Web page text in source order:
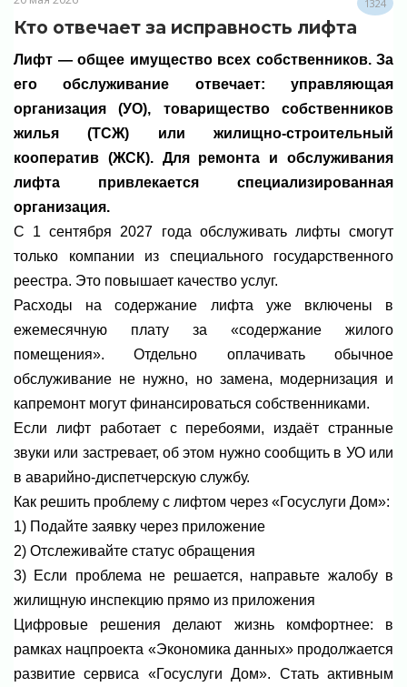
1324
Кто отвечает за исправность лифта
Лифт — общее имущество всех собственников. За
его обслуживание отвечает: управляющая
организация (УО), товарищество собственников
жилья (ТСЖ) или жилищно-строительный
кооператив (ЖСК). Для ремонта и обслуживания
лифта привлекается специализированная
организация.
С 1 сентября 2027 года обслуживать лифты смогут
только компании из специального государственного
реестра. Это повышает качество услуг.
Расходы на содержание лифта уже включены в
ежемесячную плату за «содержание жилого
помещения». Отдельно оплачивать обычное
обслуживание не нужно, но замена, модернизация и
капремонт могут финансироваться собственниками.
Если лифт работает с перебоями, издаёт странные
звуки или застревает, об этом нужно сообщить в УО или
в аварийно-диспетчерскую службу.
Как решить проблему с лифтом через «Госуслуги Дом»:
1) Подайте заявку через приложение
2) Отслеживайте статус обращения
3) Если проблема не решается, направьте жалобу в
жилищную инспекцию прямо из приложения
Цифровые решения делают жизнь комфортнее: в
рамках нацпроекта «Экономика данных» продолжается
развитие сервиса «Госуслуги Дом». Стать активным